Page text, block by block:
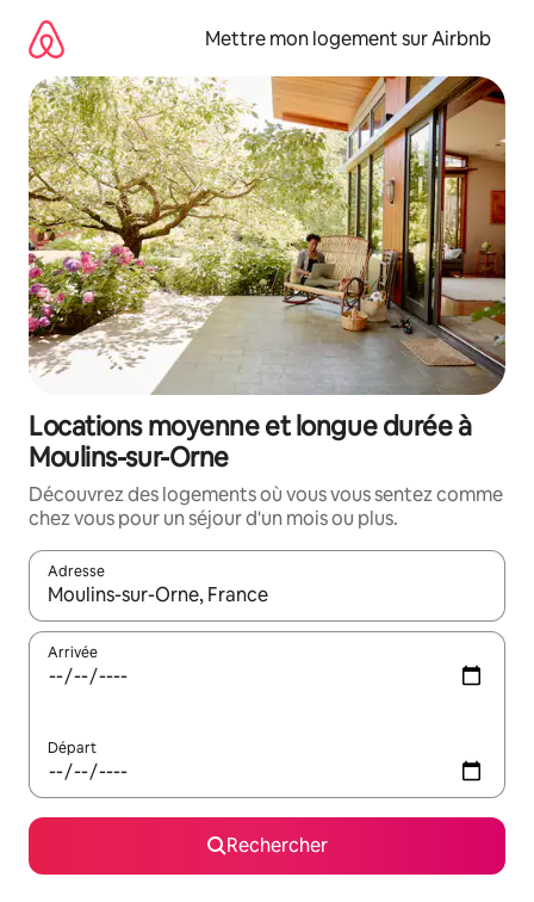
directement
contenu
Mettre mon logement sur Airbnb
Locations moyenne et longue durée à
Moulins-sur-Orne
Découvrez des logements où vous vous sentez comme
chez vous pour un séjour d'un mois ou plus.
Adresse
Lorsque les résultats s'affichent, utilisez les flèches vers le
Arrivée
Départ
Rechercher